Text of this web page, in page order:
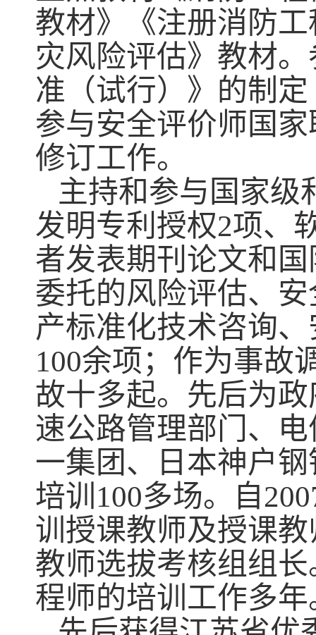
教材》《注册消防
灾风险评估》教材
准（试行）》的制定
参与安全评价师国
修订工作。
主持和参与国家级
发明专利授权2项、
者发表期刊论文和
委托的风险评估、
产标准化技术咨询
100余项；作为事故
故十多起。先后为
速公路管理部门、
一集团、日本神户
培训 100多场。自
训授课教师及授课
教师选拔考核组组
程师的培训工作多年